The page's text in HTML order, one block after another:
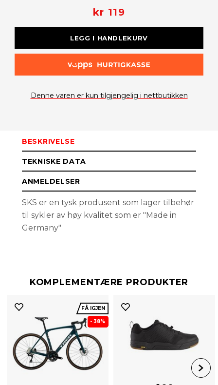
kr 119
LEGG I HANDLEKURV
Denne varen er kun tilgjengelig i nettbutikken
BESKRIVELSE
TEKNISKE DATA
ANMELDELSER
SKS er en tysk produsent som lager tilbehør
til sykler av høy kvalitet som er "Made in
Germany"
KOMPLEMENTÆRE PRODUKTER
FÅ IGJEN
- 38%